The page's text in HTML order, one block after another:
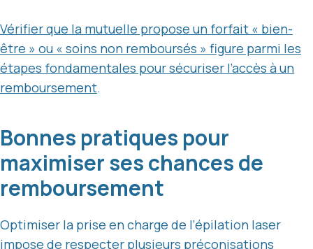
Vérifier que la mutuelle propose un forfait « bien-
être » ou « soins non remboursés » figure parmi les
étapes fondamentales pour sécuriser l’accès à un
remboursement.
Bonnes pratiques pour
maximiser ses chances de
remboursement
Optimiser la prise en charge de l’épilation laser
impose de respecter plusieurs préconisations